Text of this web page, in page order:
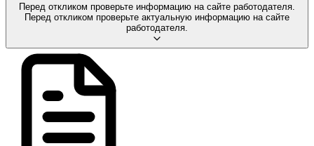
Перед откликом проверьте информацию на сайте работодателя.
Перед откликом проверьте актуальную информацию на сайте
работодателя.